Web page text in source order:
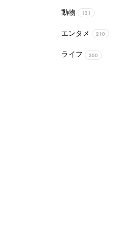
動物 131
エンタメ 210
ライフ 350